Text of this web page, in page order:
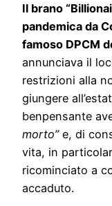
Il brano
pandemica da
famoso DPCM
annunciava il
restrizioni alla
giungere
benpensante
morto”e, di
vita, in
ricominciato a
accaduto.